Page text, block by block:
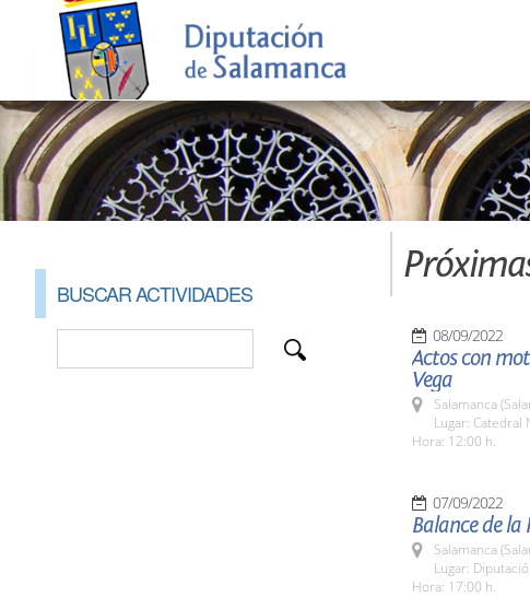
BUSCAR ACTIVIDADES
08/09/2022
Actos con
Vega
Salamanca
Lugar: Catedral
Hora: 12:00 h.
07/09/2022
Balance de la
Salamanca
Lugar:
Hora: 17:00 h.